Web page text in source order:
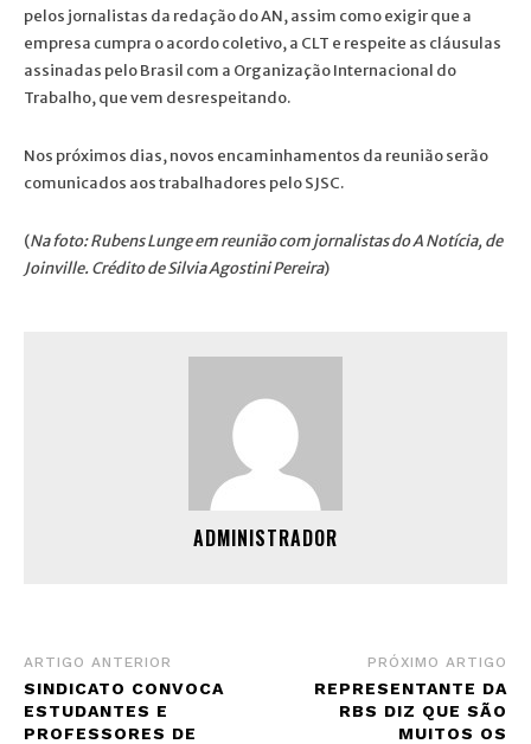
pelos jornalistas da redação do AN, assim como exigir que a
empresa cumpra o acordo coletivo, a CLT e respeite as cláusulas
assinadas pelo Brasil com a Organização Internacional do
Trabalho, que vem desrespeitando.
Nos próximos dias, novos encaminhamentos da reunião serão
comunicados aos trabalhadores pelo SJSC.
(Na foto: Rubens Lunge em reunião com jornalistas do A Notícia, de
Joinville. Crédito de Silvia Agostini Pereira)
ADMINISTRADOR
ARTIGO ANTERIOR
SINDICATO CONVOCA
ESTUDANTES E
PROFESSORES DE
PRÓXIMO ARTIGO
REPRESENTANTE DA
RBS DIZ QUE SÃO
MUITOS OS